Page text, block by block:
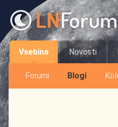
Vsebina
Forumi Blogi
Novosti